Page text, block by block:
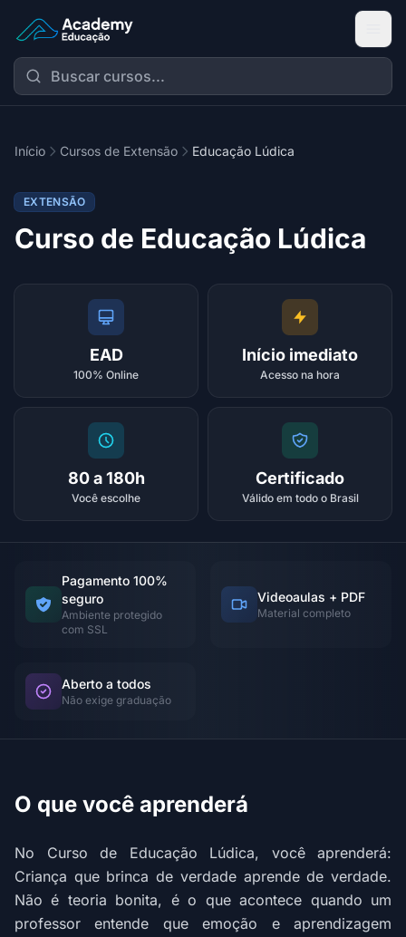
Academy Extensão
Início Cursos de Extensão Educação Lúdica
EXTENSÃO
Curso de Educação Lúdica
EAD
100% Online
Início imediato
Acesso na hora
80 a 180h
Você escolhe
Certificado
Válido em todo o Brasil
Pagamento 100%
seguro
Ambiente protegido
com SSL
Videoaulas + PDF
Material completo
Aberto a todos
Não exige graduação
O que você aprenderá
No Curso de Educação Lúdica, você aprenderá:
Criança que brinca de verdade aprende de verdade.
Não é teoria bonita, é o que acontece quando um
professor entende que emoção e aprendizagem